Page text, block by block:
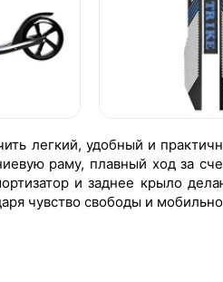
легкий, удобный и
раму, плавный ход за
и заднее крыло
чувство свободы и